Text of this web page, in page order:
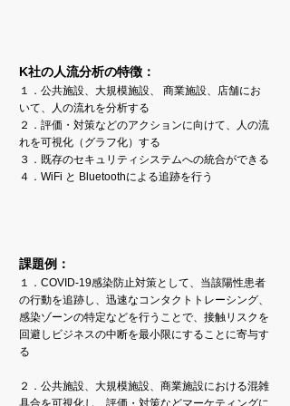
K社の人流分析の特徴：
１．公共施設、大規模施設、 商業施設、店舗にお
いて、人の流れを分析する
２．評価・対策などのアクションに向けて、人の流
れを可視化（グラフ化）する
３．既存のセキュリティシステムへの統合ができる
４．WiFi と Bluetoothによる追跡を行う
課題例：
１．COVID-19感染防止対策として、 当該陽性患者
の行動を追跡し、 迅速なコンタクトトレーシング、
感染ゾーンの特定などを行うことで、接触リスクを
回避しビジネスの中断を最小限にすることに寄与す
る
２．公共施設、大規模施設、商業施設における混雑
具合を可視化し、評価・対策などマーケティングに